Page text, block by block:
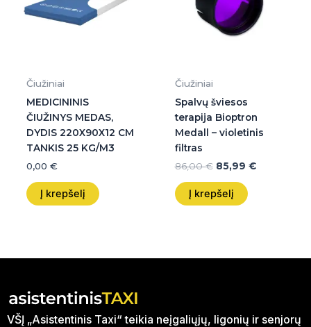
Čiužiniai
MEDICININIS
ČIUŽINYS MEDAS,
DYDIS 220X90X12 CM
TANKIS 25 KG/M3
0,00 €
Į krepšelį
Čiužiniai
Spalvų šviesos
terapija Bioptron
Medall – violetinis
filtras
86,00€ 85,99 €
Į krepšelį
VŠĮ „Asistentinis Taxi“ teikia neįgaliųjų, ligonių ir senjorų